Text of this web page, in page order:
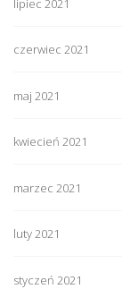
czerwiec 2021
maj 2021
kwiecień 2021
marzec 2021
luty 2021
styczeń 2021